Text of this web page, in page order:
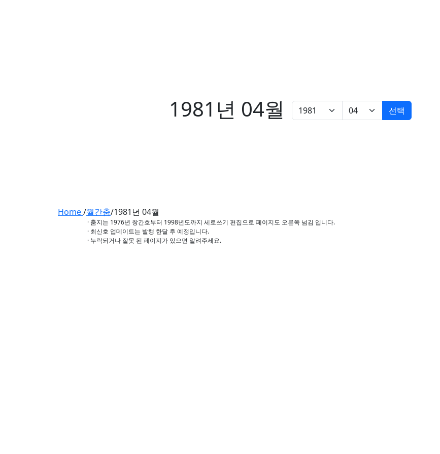
1981년 04월 선택
Home/월간춤/1981년 04월
· 춤지는 1976년 창간호부터 1998년도까지 세로쓰기 편집으로 페이지도 오른쪽 넘김 입니다.
· 최신호 업데이트는 발행 한달 후 예정입니다.
· 누락되거나 잘못 된 페이지가 있으면 알려주세요.